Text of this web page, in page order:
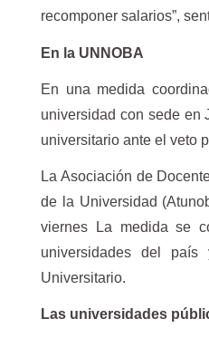
recomponer salarios”,
En la UNNOBA
En una medida
universidad con sede en
universitario ante el veto
La Asociación de
de la Universidad
viernes La medida se
universidades del
Universitario.
Las universidades